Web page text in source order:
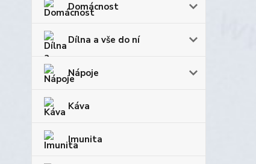
Domácnost
Dílna a vše do ní
Nápoje
Káva
Imunita